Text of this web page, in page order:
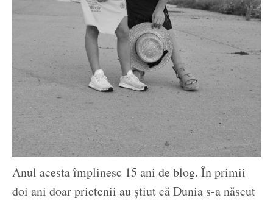
Anul acesta împlinesc 15 ani de blog. În primii
doi ani doar prietenii au știut că Dunia s-a născut